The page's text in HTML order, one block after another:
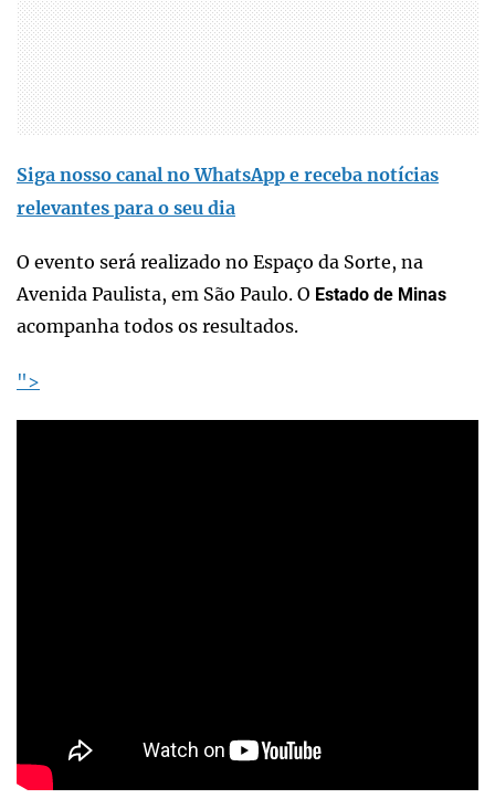
Siga nosso canal no WhatsApp e receba notícias
relevantes para o seu dia
O evento será realizado no Espaço da Sorte, na
Avenida Paulista, em São Paulo. O Estado de Minas
acompanha todos os resultados.
">